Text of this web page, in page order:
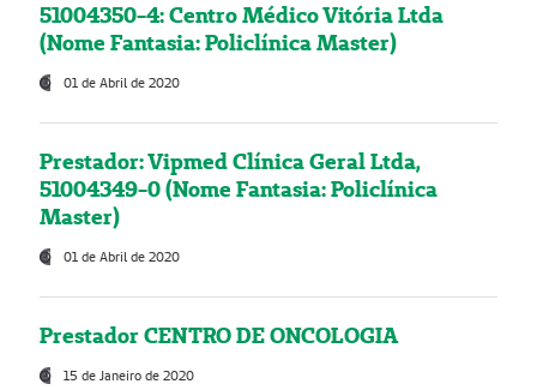
51004350-4: Centro Médico Vitória Ltda
(Nome Fantasia: Policlínica Master)
01 de Abril de 2020
Prestador: Vipmed Clínica Geral Ltda,
51004349-0 (Nome Fantasia: Policlínica
Master)
01 de Abril de 2020
Prestador CENTRO DE ONCOLOGIA
15 de Janeiro de 2020